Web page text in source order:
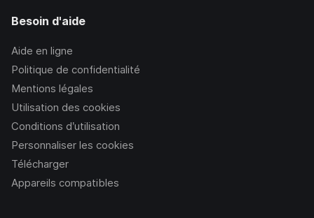
Besoin d'aide
Aide en ligne
Politique de confidentialité
Mentions légales
Utilisation des cookies
Conditions d’utilisation
Personnaliser les cookies
Télécharger
Appareils compatibles